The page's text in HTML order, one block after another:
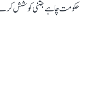
حکومت چاہے جتنی کوشش کر